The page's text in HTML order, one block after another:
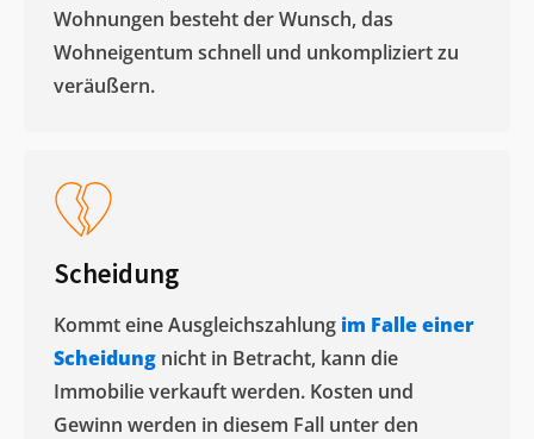
Wohnungen besteht der Wunsch, das
Wohneigentum schnell und unkompliziert zu
veräußern. ​
Scheidung
Kommt eine Ausgleichszahlung im Falle einer
Scheidung nicht in Betracht, kann die
Immobilie verkauft werden. Kosten und
Gewinn werden in diesem Fall unter den